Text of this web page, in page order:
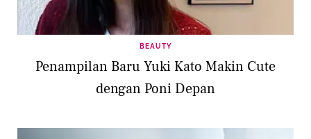
BEAUTY
Penampilan Baru Yuki Kato Makin Cute
dengan Poni Depan